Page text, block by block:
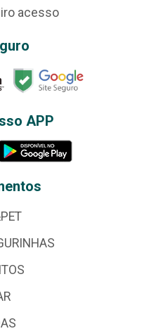
acesso
APP